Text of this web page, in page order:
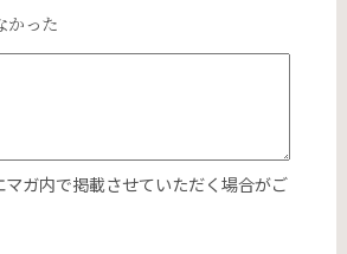
かった
ガ内で掲載させていただく場合がご